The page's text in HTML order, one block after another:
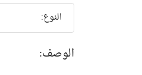
النوع:
الوصف: